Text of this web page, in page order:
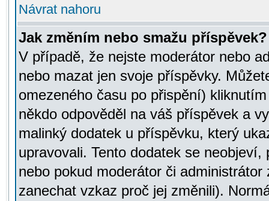
Návrat nahoru
Jak změním nebo smažu příspěvek?
V případě, že nejste moderátor nebo
nebo mazat jen svoje příspěvky.
omezeného času po přispění)
někdo odpověděl na váš příspěvek a
malinký dodatek u příspěvku, který
upravovali. Tento dodatek se
nebo pokud moderátor či
zanechat vzkaz proč jej změnili).